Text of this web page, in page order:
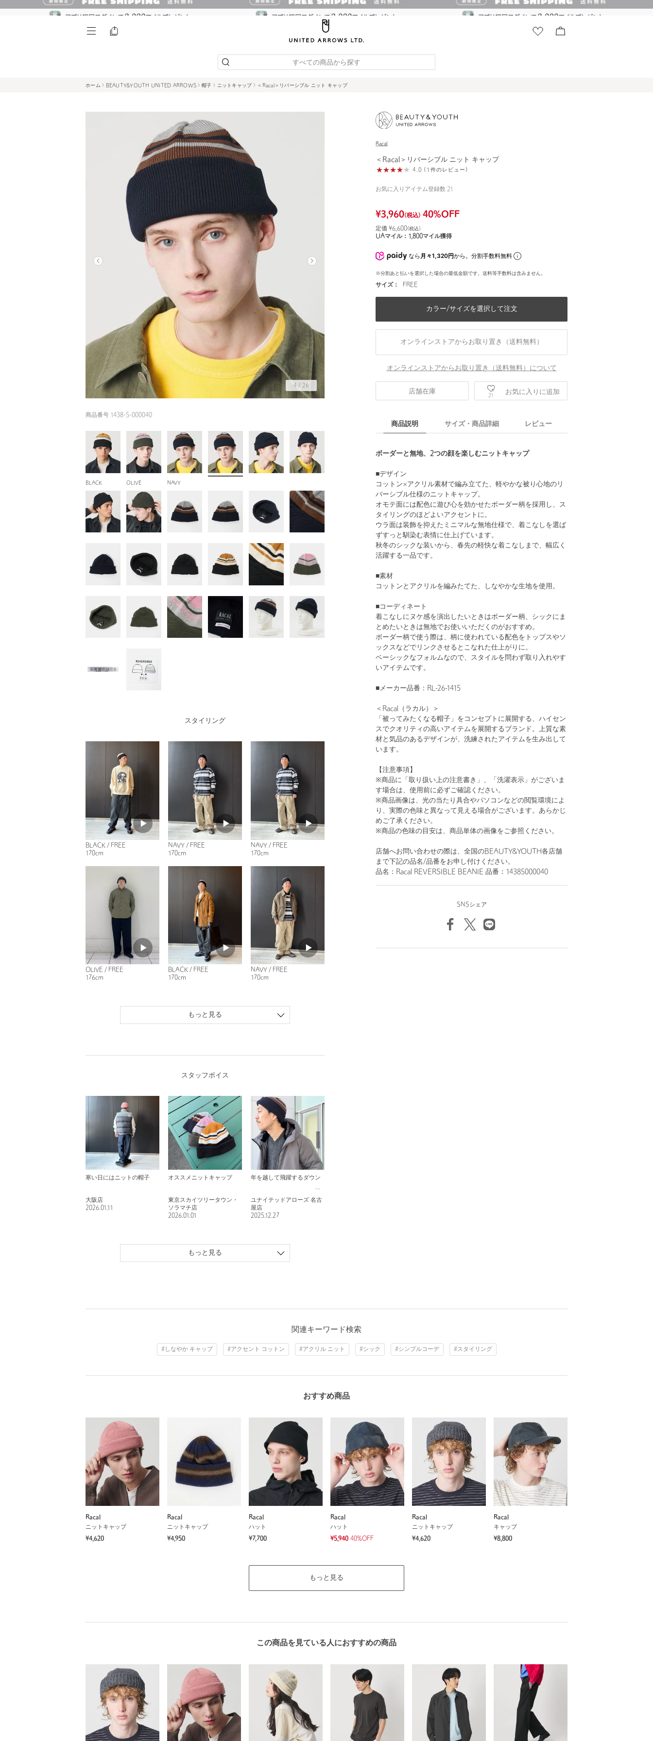
すべての商品から探す
ホーム BEAUTY&YOUTH UNITED ARROWS 帽子 ニットキャップ ＜Racal＞リバーシブル ニット キャップ
4 / 26
商品番号 1438-5-000040
BLACK OLIVE NAVY
Racal
＜Racal＞リバーシブル ニット キャップ
4.0 (1件のレビュー)
お気に入りアイテム登録数 21
¥3,960(税込) 40%OFF
定価 ¥6,600(税込)
UAマイル： 1,800マイル獲得
なら 月々1,320円から。分割手数料無料
※分割あと払いを選択した場合の最低金額です。送料等手数料は含みません。
サイズ： FREE
カラー/サイズを選択して注文
オンラインストアからお取り置き（送料無料）
オンラインストアからお取り置き（送料無料）について
店舗在庫
21 お気に入りに追加
商品説明 サイズ・商品詳細 レビュー
ボーダーと無地、2つの顔を楽しむニットキャップ
■デザイン
コットン×アクリル素材で編み立てた、軽やかな被り心地のリ
バーシブル仕様のニットキャップ。
オモテ面には配色に遊び心を効かせたボーダー柄を採用し、ス
タイリングのほどよいアクセントに。
ウラ面は装飾を抑えたミニマルな無地仕様で、着こなしを選ば
ずすっと馴染む表情に仕上げています。
秋冬のシックな装いから、春先の軽快な着こなしまで、幅広く
活躍する一品です。
■素材
コットンとアクリルを編みたてた、しなやかな生地を使用。
■コーディネート
着こなしにヌケ感を演出したいときはボーダー柄、シックにま
とめたいときは無地でお使いいただくのがおすすめ。
ボーダー柄で使う際は、柄に使われている配色をトップスやソ
ックスなどでリンクさせるとこなれた仕上がりに。
ベーシックなフォルムなので、スタイルを問わず取り入れやす
いアイテムです。
■メーカー品番：RL-26-1415
＜Racal（ラカル）＞
「被ってみたくなる帽子」をコンセプトに展開する、ハイセン
スでクオリティの高いアイテムを展開するブランド。上質な素
材と気品のあるデザインが、洗練されたアイテムを生み出して
います。
【注意事項】
※商品に「取り扱い上の注意書き」、「洗濯表示」がございま
す場合は、使用前に必ずご確認ください。
※商品画像は、光の当たり具合やパソコンなどの閲覧環境によ
り、実際の色味と異なって見える場合がございます。あらかじ
めご了承ください。
※商品の色味の目安は、商品単体の画像をご参照ください。
店舗へお問い合わせの際は、全国のBEAUTY&YOUTH各店舗
まで下記の品名/品番をお申し付けください。
品名：Racal REVERSIBLE BEANIE 品番：14385000040
SNSシェア
スタイリング
BLACK / FREE
170cm
NAVY / FREE
170cm
NAVY / FREE
170cm
OLIVE / FREE
176cm
BLACK / FREE
170cm
NAVY / FREE
170cm
もっと見る
スタッフボイス
寒い日にはニットの帽子
大阪店
2026.01.11
オススメニットキャップ
東京スカイツリータウン・
ソラマチ店
2026.01.01
年を越して飛躍するダウン
ユナイテッドアローズ 名古
屋店
2025.12.27
もっと見る
関連キーワード検索
#しなやか キャップ #アクセント コットン #アクリル ニット #シック #シンプルコーデ #スタイリング
おすすめ商品
Racal
ニットキャップ
¥4,620
Racal
ニットキャップ
¥4,950
Racal
ハット
¥7,700
Racal
ハット
¥5,940 40%OFF
Racal
ニットキャップ
¥4,620
Racal
キャップ
¥8,800
もっと見る
この商品を見ている人におすすめの商品